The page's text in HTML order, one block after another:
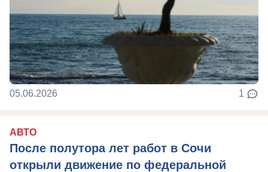
05.06.2026 1
АВТО
После полутора лет работ в Сочи
открыли движение по федеральной